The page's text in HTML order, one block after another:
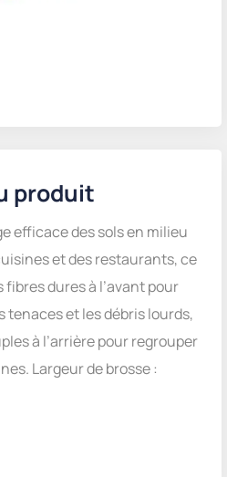
produit
efficace des sols en milieu
et des restaurants, ce
fibres dures à l’avant pour
tenaces et les débris lourds,
à l’arrière pour regrouper
Largeur de brosse :